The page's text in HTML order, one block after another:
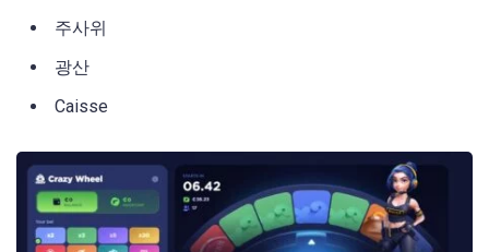
주사위
광산
Caisse